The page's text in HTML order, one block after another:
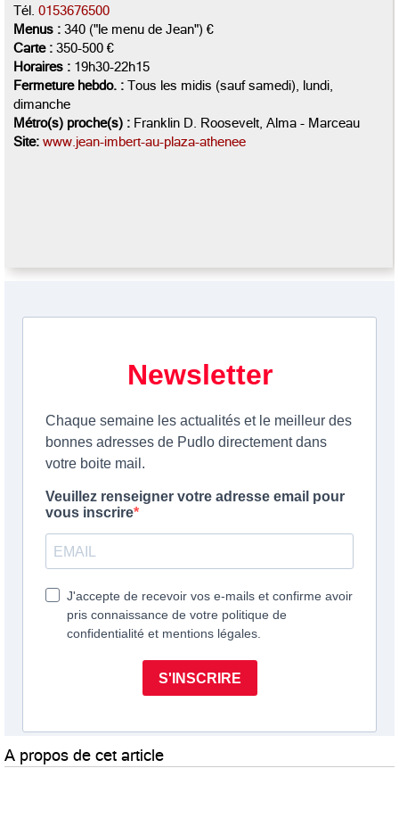
Tél. 0153676500
Menus : 340 ("le menu de Jean") €
Carte : 350-500 €
Horaires : 19h30-22h15
Fermeture hebdo. : Tous les midis (sauf samedi), lundi,
dimanche
Métro(s) proche(s) : Franklin D. Roosevelt, Alma - Marceau
Site: www.jean-imbert-au-plaza-athenee
A propos de cet article